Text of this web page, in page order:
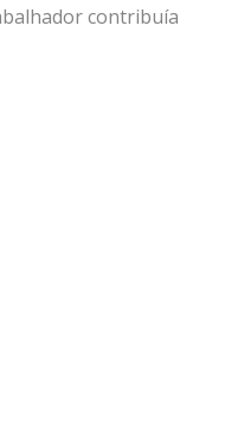
contribuía